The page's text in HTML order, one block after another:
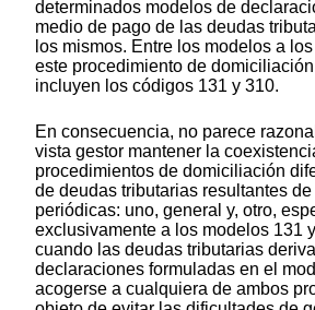
determinados modelos de
medio de pago de las deudas
los mismos. Entre los modelos a
este procedimiento de
incluyen los códigos 131 y 310.
En consecuencia, no parece
vista gestor mantener la
procedimientos de domiciliación
de deudas tributarias resultantes
periódicas: uno, general y, otro,
exclusivamente a los modelos 131
cuando las deudas tributarias
declaraciones formuladas en el
acogerse a cualquiera de ambos